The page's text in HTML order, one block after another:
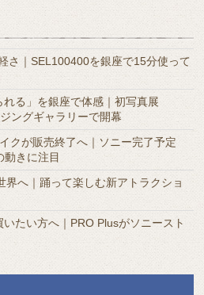
さ｜SEL100400を銀座で15分使って
る」を銀座で体感｜初写真展
ングギャラリーで開幕
クが販売終了へ｜ソニー完了予定
動きに注目
界へ｜踊って楽しむ新アトラクショ
たい方へ｜PRO Plusがソニースト